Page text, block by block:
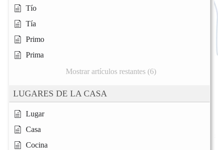
Tío
Tía
Primo
Prima
Mostrar artículos restantes (6)
LUGARES DE LA CASA
Lugar
Casa
Cocina